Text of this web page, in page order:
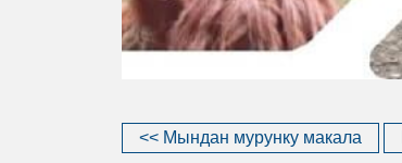
<< Мындан мурунку макала